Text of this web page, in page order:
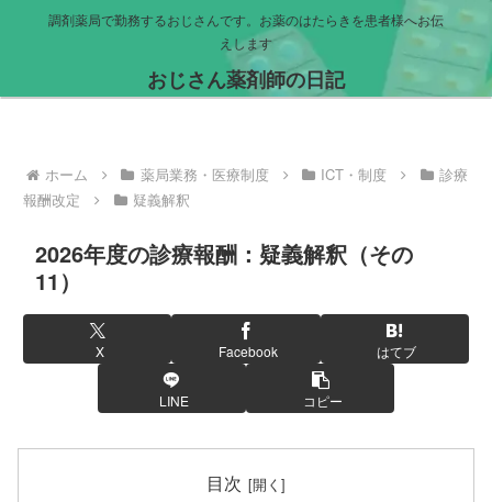
調剤薬局で勤務するおじさんです。お薬のはたらきを患者様へお伝
えします
おじさん薬剤師の日記
ホーム 薬局業務・医療制度 ICT・制度
診療
報酬改定
疑義解釈
2026年度の診療報酬：疑義解釈（その
11）
X Facebook はてブ
LINE コピー
目次